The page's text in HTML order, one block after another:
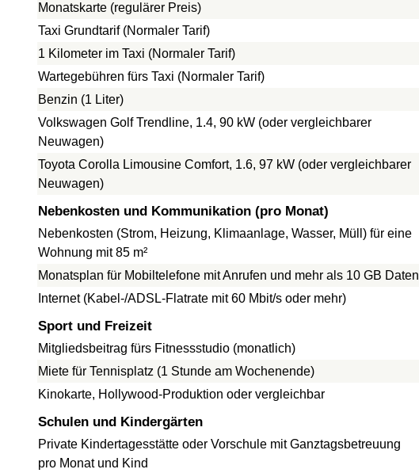
Monatskarte (regulärer Preis)
Taxi Grundtarif (Normaler Tarif)
1 Kilometer im Taxi (Normaler Tarif)
Wartegebühren fürs Taxi (Normaler Tarif)
Benzin (1 Liter)
Volkswagen Golf Trendline, 1.4, 90 kW (oder vergleichbarer
Neuwagen)
Toyota Corolla Limousine Comfort, 1.6, 97 kW (oder vergleichbarer
Neuwagen)
Nebenkosten und Kommunikation (pro Monat)
Nebenkosten (Strom, Heizung, Klimaanlage, Wasser, Müll) für eine
Wohnung mit 85 m²
Monatsplan für Mobiltelefone mit Anrufen und mehr als 10 GB Daten
Internet (Kabel-/ADSL-Flatrate mit 60 Mbit/s oder mehr)
Sport und Freizeit
Mitgliedsbeitrag fürs Fitnessstudio (monatlich)
Miete für Tennisplatz (1 Stunde am Wochenende)
Kinokarte, Hollywood-Produktion oder vergleichbar
Schulen und Kindergärten
Private Kindertagesstätte oder Vorschule mit Ganztagsbetreuung
pro Monat und Kind